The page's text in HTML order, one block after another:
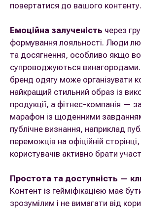
повертатися до вашого контенту.
Емоційна залученість через
формування лояльності. Люди
та досягнення, особливо якщо
супроводжуються
бренд одягу може організувати
найкращий стильний образ із
продукції, а фітнес-компанія —
марафон із щоденними
публічне визнання, наприклад
переможців на офіційній
користувачів активно брати
Простота та доступність —
Контент із гейміфікацією має
зрозумілим і не вимагати від